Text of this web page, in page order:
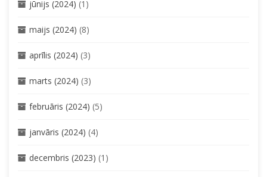
jūnijs (2024) (1)
maijs (2024) (8)
aprīlis (2024) (3)
marts (2024) (3)
februāris (2024) (5)
janvāris (2024) (4)
decembris (2023) (1)